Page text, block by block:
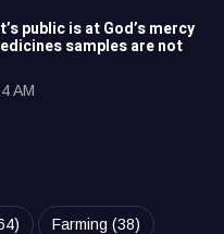
public is at God’s mercy
samples are not
AM
Farming (38)